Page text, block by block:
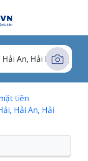
tiền
Hải An, Hải